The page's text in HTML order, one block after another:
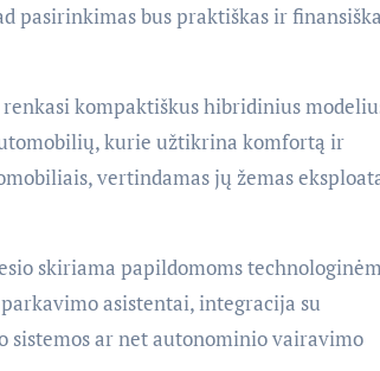
pasirinkimas bus praktiškas ir
kompaktiškus hibridinius
kurie užtikrina komfortą ir
vertindamas jų žemas
skiriama papildomoms
asistentai, integracija su
sistemos ar net autonominio vairavimo